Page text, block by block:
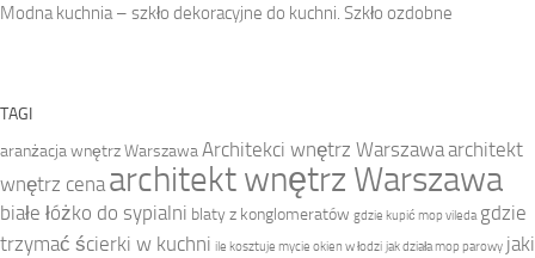
Modna kuchnia – szkło dekoracyjne do kuchni. Szkło ozdobne
TAGI
aranżacja wnętrz WarszawaArchitekci wnętrz Warszawaarchitekt
wnętrz cena architekt wnętrz Warszawa
białe łóżko do sypialni blaty z konglomeratów gdzie kupić mop vileda gdzie
trzymać ścierki w kuchni ile kosztuje mycie okien w łodzi jak działa mop parowy jaki